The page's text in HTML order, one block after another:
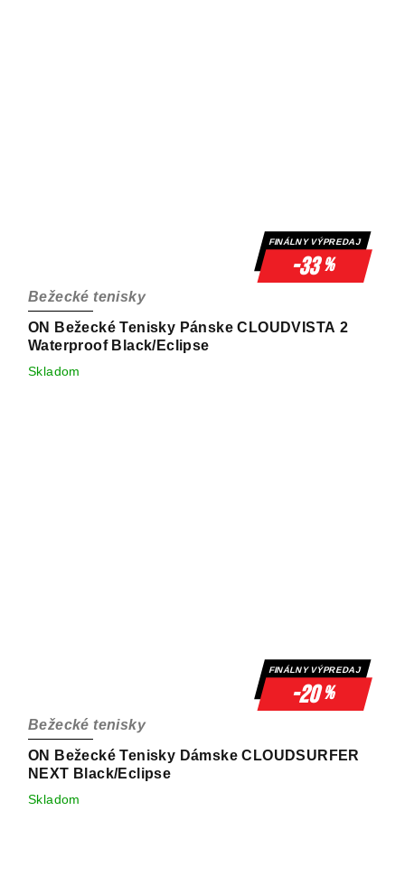
FINÁLNY VÝPREDAJ
-33%
ON Bežecké Tenisky Pánske CLOUDVISTA 2
Waterproof Black/Eclipse
Bežecké tenisky
Skladom
FINÁLNY VÝPREDAJ
-20%
ON Bežecké Tenisky Dámske CLOUDSURFER
NEXT Black/Eclipse
Bežecké tenisky
Skladom